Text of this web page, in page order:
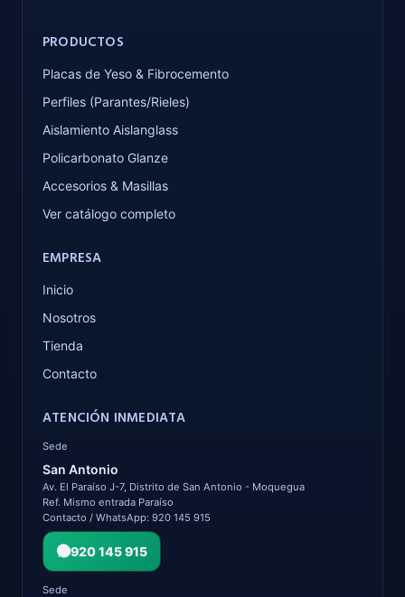
PRODUCTOS
Placas de Yeso & Fibrocemento
Perfiles (Parantes/Rieles)
Aislamiento Aislanglass
Policarbonato Glanze
Accesorios & Masillas
Ver catálogo completo
EMPRESA
Inicio
Nosotros
Tienda
Contacto
ATENCIÓN INMEDIATA
Sede
San Antonio
Av. El Paraíso J-7, Distrito de San Antonio - Moquegua
Ref. Mismo entrada Paraíso
Contacto / WhatsApp: 920 145 915
920 145 915
Sede